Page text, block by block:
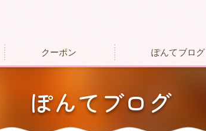
クーポン ぽんてブログ
ぽんてブログ